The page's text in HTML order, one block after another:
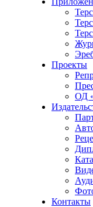
Проекты
ОД
Контакты